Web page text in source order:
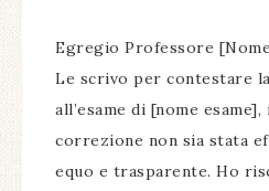
Egregio Professore
Le scrivo per contestare
all’esame di [nome
correzione non sia stata
equo e trasparente. Ho